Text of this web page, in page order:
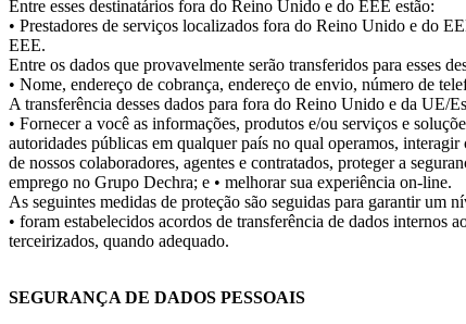
Entre esses destinatários fora do Reino Unido e do EEE estão:
• Prestadores de serviços localizados fora do Reino Unido e do
EEE.
Entre os dados que provavelmente serão transferidos para esses
• Nome, endereço de cobrança, endereço de envio, número de
A transferência desses dados para fora do Reino Unido e da UE/
• Fornecer a você as informações, produtos e/ou serviços e
autoridades públicas em qualquer país no qual operamos,
de nossos colaboradores, agentes e contratados, proteger a
emprego no Grupo Dechra; e • melhorar sua experiência on-line.
As seguintes medidas de proteção são seguidas para garantir um
• foram estabelecidos acordos de transferência de dados internos
terceirizados, quando adequado.
SEGURANÇA DE DADOS PESSOAIS